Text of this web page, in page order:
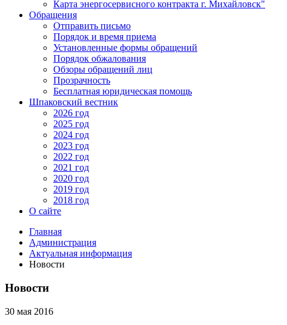
Карта энергосервисного контракта г. Михайловск"
Обращения
Отправить письмо
Порядок и время приема
Установленные формы обращений
Порядок обжалования
Обзоры обращений лиц
Прозрачность
Бесплатная юридическая помощь
Шпаковский вестник
2026 год
2025 год
2024 год
2023 год
2022 год
2021 год
2020 год
2019 год
2018 год
О сайте
Главная
Администрация
Актуальная информация
Новости
Новости
30 мая 2016